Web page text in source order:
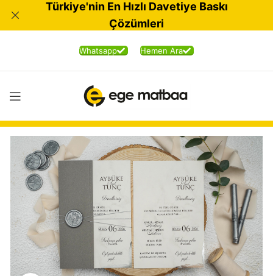
Whatsapp Hemen Ara
Türkiye'nin En Hızlı Davetiye Baskı
Çözümleri